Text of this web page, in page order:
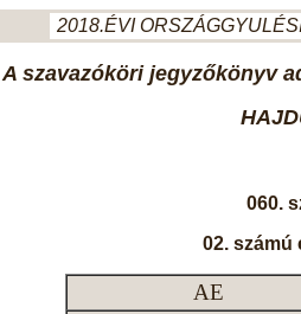
2018.ÉVI
A szavazóköri jegyzőkönyv
060.
02. számú
AE